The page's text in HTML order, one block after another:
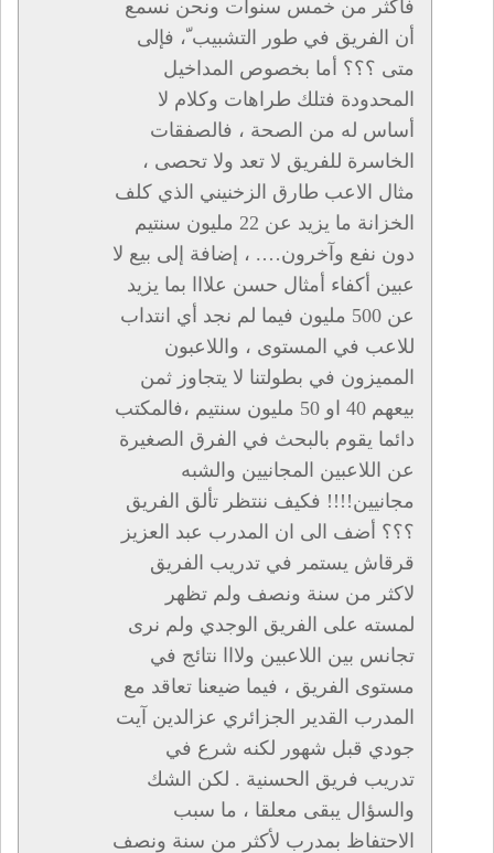
فأكثر من خمس سنوات ونحن نسمع
أن الفريق في طور التشبيب ّ، فإلى
متى ؟؟؟ أما بخصوص المداخيل
المحدودة فتلك طراهات وكلام لا
أساس له من الصحة ، فالصفقات
الخاسرة للفريق لا تعد ولا تحصى ،
مثال الاعب طارق الزخنيني الذي كلف
الخزانة ما يزيد عن 22 مليون سنتيم
دون نفع وآخرون…. ، إضافة إلى بيع لا
عبين أكفاء أمثال حسن علااا بما يزيد
عن 500 مليون فيما لم نجد أي انتداب
للاعب في المستوى ، واللاعبون
المميزون في بطولتنا لا يتجاوز ثمن
بيعهم 40 او 50 مليون سنتيم ،فالمكتب
دائما يقوم بالبحث في الفرق الصغيرة
عن اللاعبين المجانيين والشبه
مجانيين!!!! فكيف ننتظر تألق الفريق
؟؟؟ أضف الى ان المدرب عبد العزيز
قرقاش يستمر في تدريب الفريق
لاكثر من سنة ونصف ولم تظهر
لمسته على الفريق الوجدي ولم نرى
تجانس بين اللاعبين ولااا نتائج في
مستوى الفريق ، فيما ضيعنا تعاقد مع
المدرب القدير الجزائري عزالدين آيت
جودي قبل شهور لكنه شرع في
تدريب فريق الحسنية . لكن الشك
والسؤال يبقى معلقا ، ما سبب
الاحتفاظ بمدرب لأكثر من سنة ونصف